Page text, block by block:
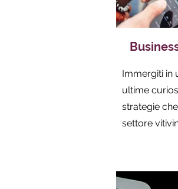
Immergiti in
ultime
strategie
settore